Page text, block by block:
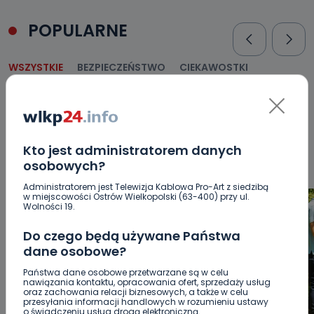
Kto jest administratorem danych
osobowych?
Administratorem jest Telewizja Kablowa Pro-Art z siedzibą
w miejscowości Ostrów Wielkopolski (63-400) przy ul.
Wolności 19.
Do czego będą używane Państwa
dane osobowe?
Państwa dane osobowe przetwarzane są w celu
nawiązania kontaktu, opracowania ofert, sprzedaży usług
oraz zachowania relacji biznesowych, a także w celu
przesyłania informacji handlowych w rozumieniu ustawy
POPULARNE
WSZYSTKIE BEZPIECZEŃSTWO
CIEKAWOSTKI
NA
SYGNALE
OPINIE POLITYKA
SAMORZĄD
WYWIADY
ZDROWIE